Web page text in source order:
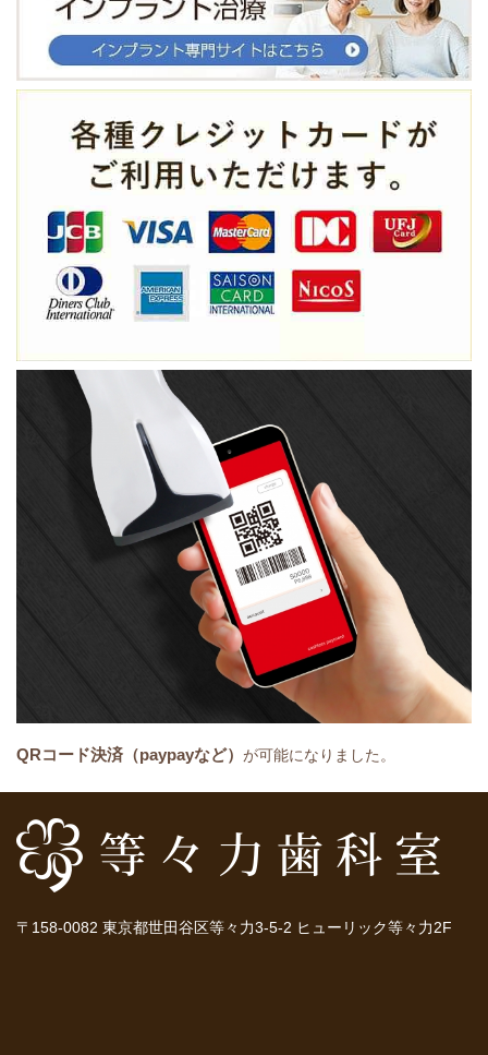
QRコード決済（paypayなど） が可能になりました。
〒158-0082 東京都世田谷区等々力3-5-2 ヒューリック等々力2F